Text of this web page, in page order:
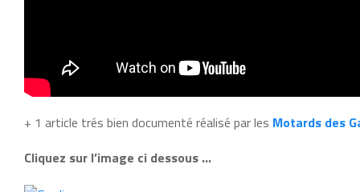
+ 1 article trés bien documenté réalisé par les Motards des
Cliquez sur l’image ci dessous …